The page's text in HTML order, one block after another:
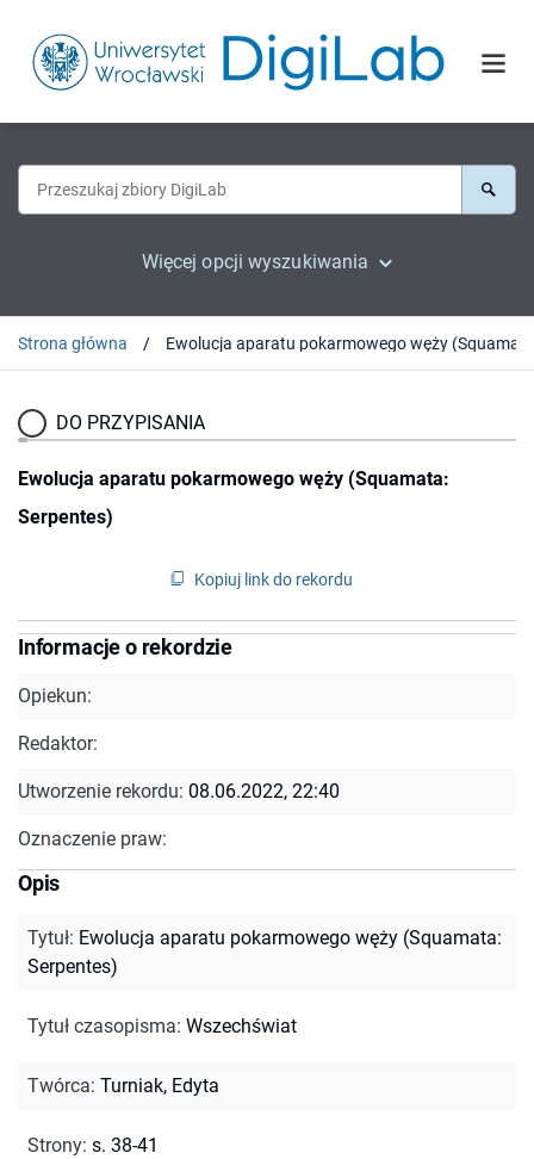
Więcej opcji wyszukiwania
Strona główna
DO PRZYPISANIA
Ewolucja aparatu pokarmowego węży (Squamata:
Serpentes)
Kopiuj link do rekordu
Informacje o rekordzie
Opiekun:
Redaktor:
Utworzenie rekordu: 08.06.2022, 22:40
Oznaczenie praw:
Opis
Tytuł: Ewolucja aparatu pokarmowego węży (Squamata:
Serpentes)
Tytuł czasopisma: Wszechświat
Twórca: Turniak, Edyta
Strony: s. 38-41